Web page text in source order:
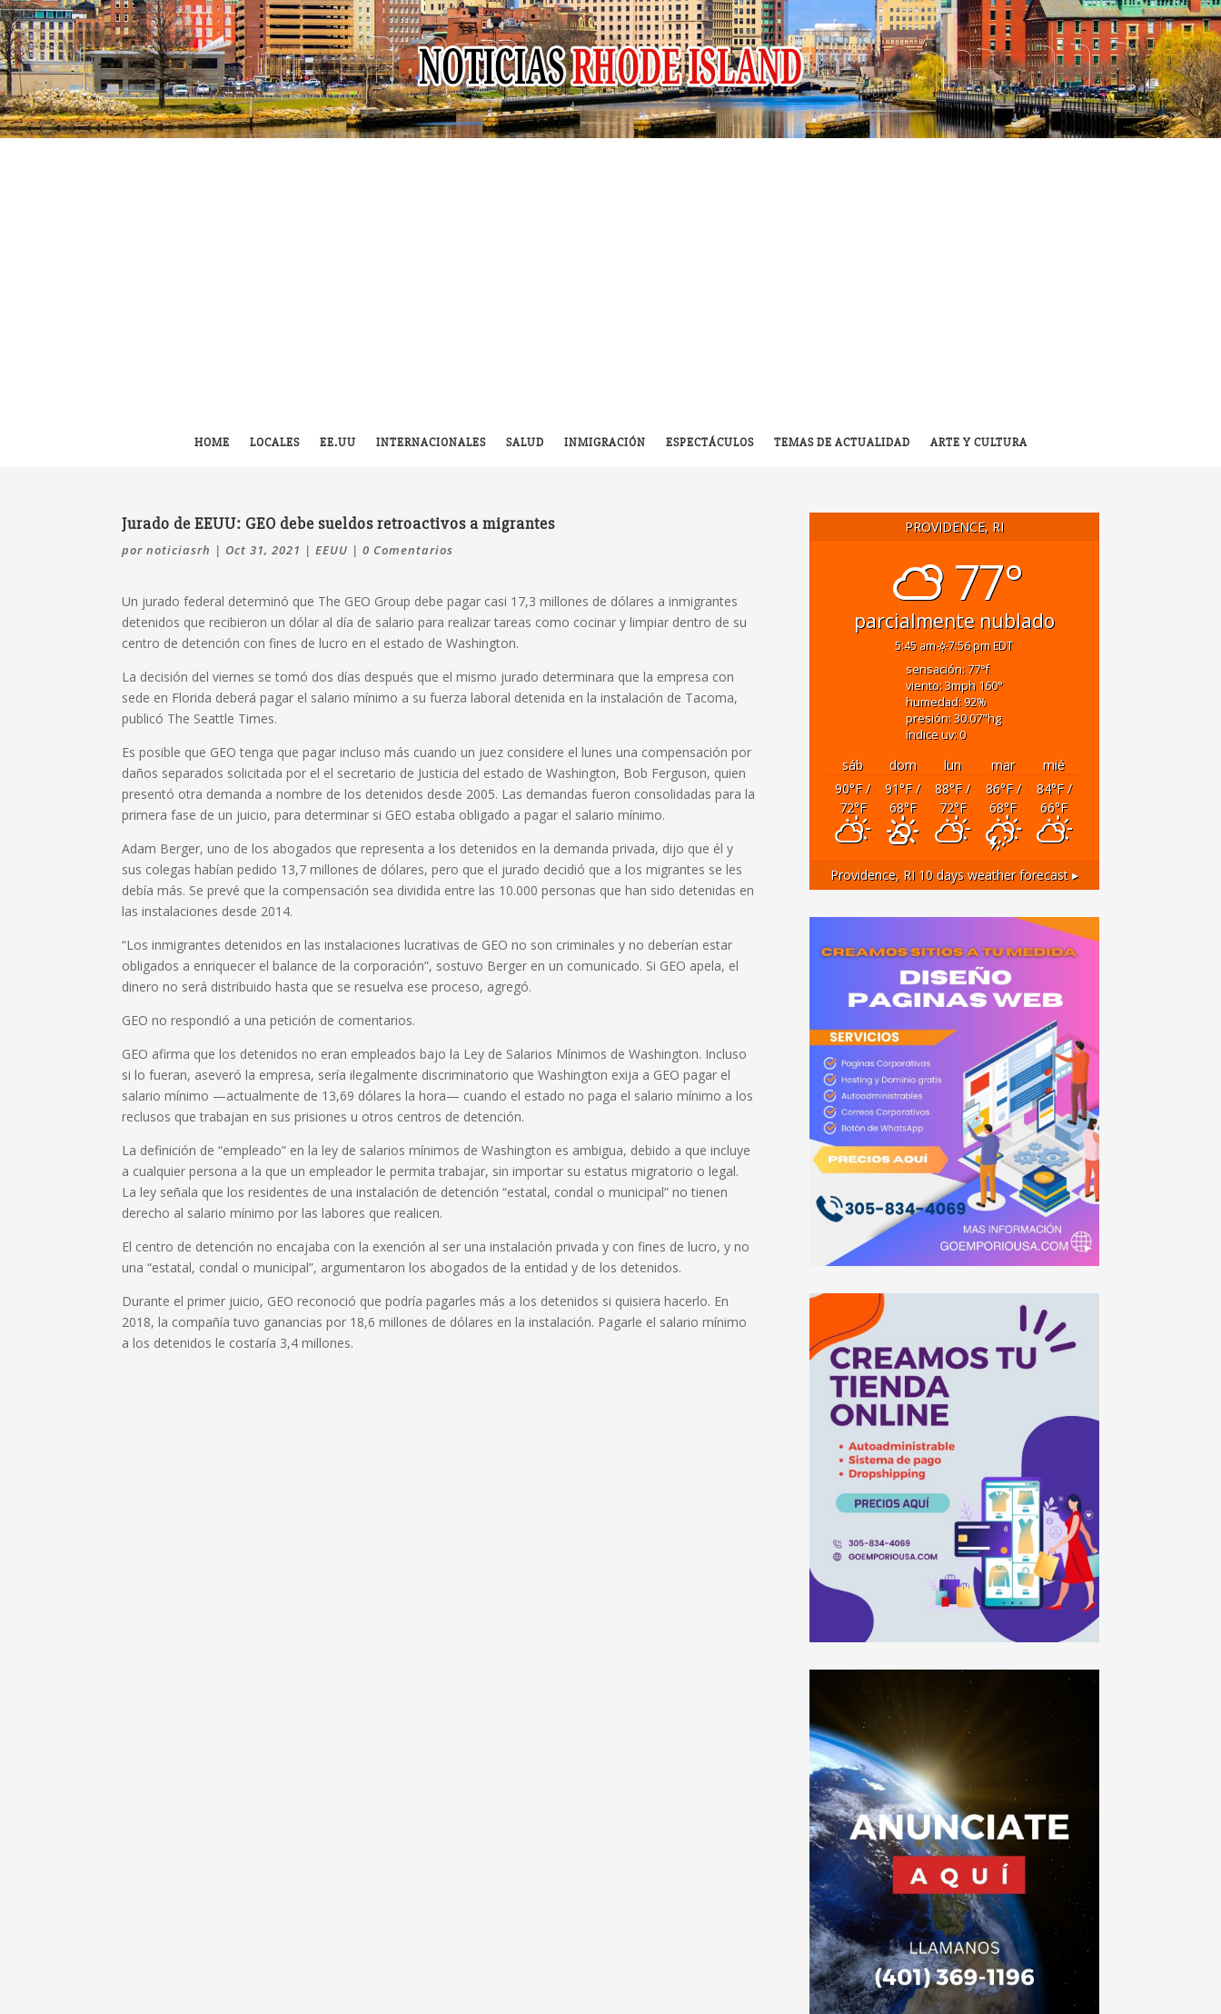
HOME LOCALES EE.UU INTERNACIONALES SALUD INMIGRACIÓN ESPECTÁCULOS TEMAS DE ACTUALIDAD ARTE Y CULTURA
Jurado de EEUU: GEO debe sueldos retroactivos a migrantes
pornoticiasrh | Oct 31, 2021 |EEUU |0 Comentarios
Un jurado federal determinó que The GEO Group debe pagar casi 17,3 millones de dólares a inmigrantes
detenidos que recibieron un dólar al día de salario para realizar tareas como cocinar y limpiar dentro de su
centro de detención con fines de lucro en el estado de Washington.
La decisión del viernes se tomó dos días después que el mismo jurado determinara que la empresa con
sede en Florida deberá pagar el salario mínimo a su fuerza laboral detenida en la instalación de Tacoma,
publicó The Seattle Times.
Es posible que GEO tenga que pagar incluso más cuando un juez considere el lunes una compensación por
daños separados solicitada por el el secretario de Justicia del estado de Washington, Bob Ferguson, quien
presentó otra demanda a nombre de los detenidos desde 2005. Las demandas fueron consolidadas para la
primera fase de un juicio, para determinar si GEO estaba obligado a pagar el salario mínimo.
Adam Berger, uno de los abogados que representa a los detenidos en la demanda privada, dijo que él y
sus colegas habían pedido 13,7 millones de dólares, pero que el jurado decidió que a los migrantes se les
debía más. Se prevé que la compensación sea dividida entre las 10.000 personas que han sido detenidas en
las instalaciones desde 2014.
“Los inmigrantes detenidos en las instalaciones lucrativas de GEO no son criminales y no deberían estar
obligados a enriquecer el balance de la corporación”, sostuvo Berger en un comunicado. Si GEO apela, el
dinero no será distribuido hasta que se resuelva ese proceso, agregó.
GEO no respondió a una petición de comentarios.
GEO afirma que los detenidos no eran empleados bajo la Ley de Salarios Mínimos de Washington. Incluso
si lo fueran, aseveró la empresa, sería ilegalmente discriminatorio que Washington exija a GEO pagar el
salario mínimo —actualmente de 13,69 dólares la hora— cuando el estado no paga el salario mínimo a los
reclusos que trabajan en sus prisiones u otros centros de detención.
La definición de “empleado” en la ley de salarios mínimos de Washington es ambigua, debido a que incluye
a cualquier persona a la que un empleador le permita trabajar, sin importar su estatus migratorio o legal.
La ley señala que los residentes de una instalación de detención “estatal, condal o municipal” no tienen
derecho al salario mínimo por las labores que realicen.
El centro de detención no encajaba con la exención al ser una instalación privada y con fines de lucro, y no
una “estatal, condal o municipal”, argumentaron los abogados de la entidad y de los detenidos.
Durante el primer juicio, GEO reconoció que podría pagarles más a los detenidos si quisiera hacerlo. En
2018, la compañía tuvo ganancias por 18,6 millones de dólares en la instalación. Pagarle el salario mínimo
a los detenidos le costaría 3,4 millones.
PROVIDENCE, RI
77°
parcialmente nublado
5:45 am 7:56 pm EDT
sensación: 77°f
viento: 3mph160°
humedad: 92%
presión: 30.07"hg
índice uv: 0
sáb dom lun mar
mié
90°F/
72°F
91°F/
68°F
88°F/
72°F
86°F/
68°F
84°F/
66°F
Providence, RI10 days weather forecast ▸